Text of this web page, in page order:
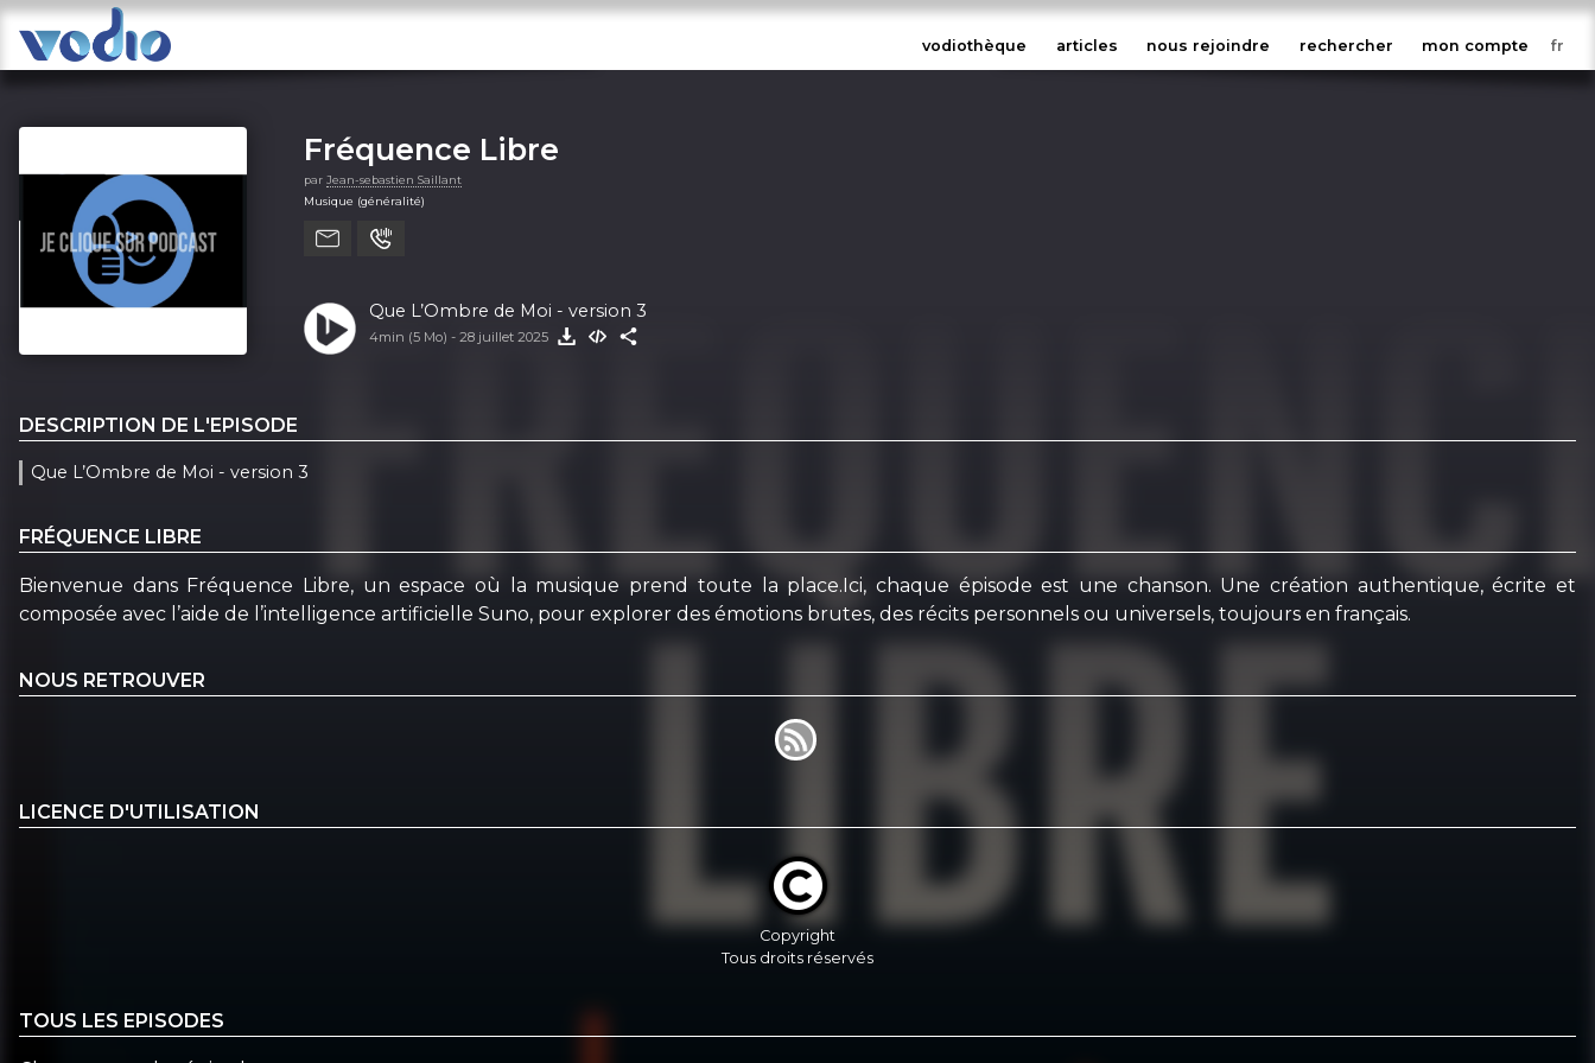
vodiothèque articles nous rejoindre rechercher mon compte
Fréquence Libre
par Jean-sebastien Saillant
Musique (généralité)
Que L’Ombre de Moi - version 3
4min (5 Mo) - 28 juillet 2025
DESCRIPTION DE L'EPISODE
Que L’Ombre de Moi - version 3
FRÉQUENCE LIBRE
Bienvenue dans Fréquence Libre, un espace où la musique prend toute la place.Ici, chaque épisode est une chanson. Une création authentique, écrite et
composée avec l’aide de l’intelligence artificielle Suno, pour explorer des émotions brutes, des récits personnels ou universels, toujours en français.
NOUS RETROUVER
LICENCE D'UTILISATION
Copyright
Tous droits réservés
TOUS LES EPISODES